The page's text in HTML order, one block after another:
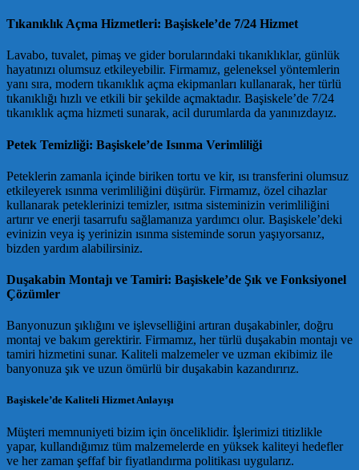
Tıkanıklık Açma Hizmetleri: Başiskele’de 7/24 Hizmet
Lavabo, tuvalet, pimaş ve gider borularındaki tıkanıklıklar, günlük
hayatınızı olumsuz etkileyebilir. Firmamız, geleneksel yöntemlerin
yanı sıra, modern tıkanıklık açma ekipmanları kullanarak, her türlü
tıkanıklığı hızlı ve etkili bir şekilde açmaktadır. Başiskele’de 7/24
tıkanıklık açma hizmeti sunarak, acil durumlarda da yanınızdayız.
Petek Temizliği: Başiskele’de Isınma Verimliliği
Peteklerin zamanla içinde biriken tortu ve kir, ısı transferini olumsuz
etkileyerek ısınma verimliliğini düşürür. Firmamız, özel cihazlar
kullanarak peteklerinizi temizler, ısıtma sisteminizin verimliliğini
artırır ve enerji tasarrufu sağlamanıza yardımcı olur. Başiskele’deki
evinizin veya iş yerinizin ısınma sisteminde sorun yaşıyorsanız,
bizden yardım alabilirsiniz.
Duşakabin Montajı ve Tamiri: Başiskele’de Şık ve Fonksiyonel
Çözümler
Banyonuzun şıklığını ve işlevselliğini artıran duşakabinler, doğru
montaj ve bakım gerektirir. Firmamız, her türlü duşakabin montajı ve
tamiri hizmetini sunar. Kaliteli malzemeler ve uzman ekibimiz ile
banyonuza şık ve uzun ömürlü bir duşakabin kazandırırız.
Başiskele’de Kaliteli Hizmet Anlayışı
Müşteri memnuniyeti bizim için önceliklidir. İşlerimizi titizlikle
yapar, kullandığımız tüm malzemelerde en yüksek kaliteyi hedefler
ve her zaman şeffaf bir fiyatlandırma politikası uygularız.